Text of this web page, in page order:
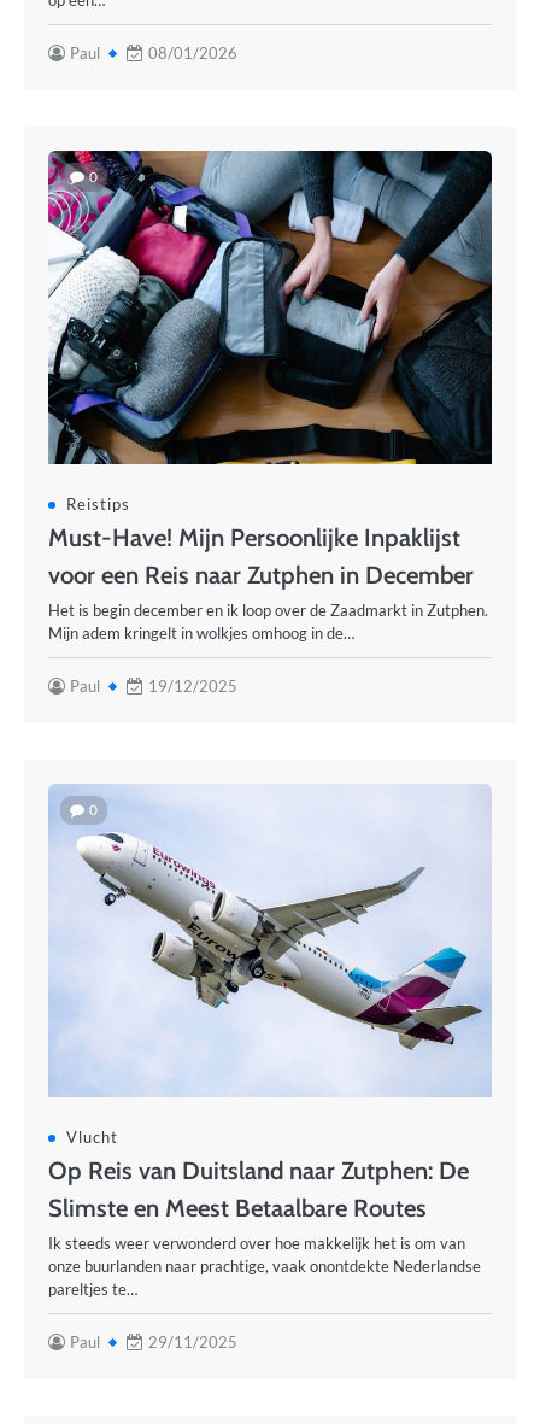
Paul 08/01/2026
0
Reistips
Must-Have! Mijn Persoonlijke Inpaklijst
voor een Reis naar Zutphen in December
Het is begin december en ik loop over de Zaadmarkt in Zutphen.
Mijn adem kringelt in wolkjes omhoog in de…
Paul 19/12/2025
0
Vlucht
Op Reis van Duitsland naar Zutphen: De
Slimste en Meest Betaalbare Routes
Ik steeds weer verwonderd over hoe makkelijk het is om van
onze buurlanden naar prachtige, vaak onontdekte Nederlandse
pareltjes te…
Paul 29/11/2025